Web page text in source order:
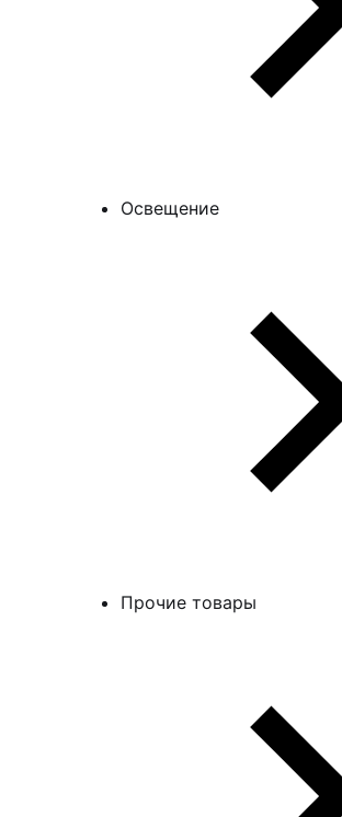
Освещение
Прочие товары